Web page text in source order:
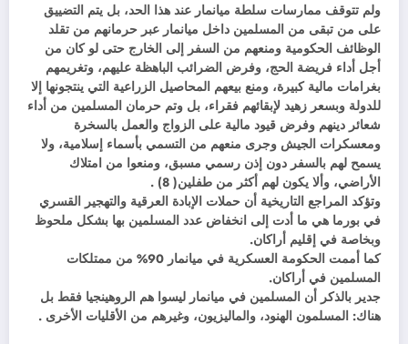
ولم تتوقف ممارسات سلطة ميانمار عند هذا الحد، بل يتم التضييق
على من تبقى من المسلمين داخل ميانمار عبر حرمانهم من تقلد
الوظائف الحكومية ومنعهم من السفر إلى الخارج حتى لو كان من
أجل أداء فريضة الحج، وفرض الضرائب الباهظة عليهم، وتغريمهم
بغرامات مالية كبيرة، ومنع بيعهم المحاصيل الزراعية التي ينتجونها إلا
للدولة وبسعر زهيد لإبقائهم فقراء، بل وتم حرمان المسلمين من أداء
شعائر دينهم وفرض قيود مالية على الزواج والعمل بالسخرة
ومعسكرات الجيش وجرى منعهم من التسمي بأسماء إسلامية، ولا
يسمح لهم بالسفر دون إذن رسمي مسبق، ومنعوا من امتلاك
الأراضي، وألا يكون لهم أكثر من طفلين( 8) .
وتؤكد المراجع التاريخية أن حملات الإبادة العرقية والتهجير القسري
في بورما هي ما أدت إلى انخفاض عدد المسلمين بها بشكل ملحوظ
وبخاصة في إقليم أراكان.
كما أممت الحكومة العسكرية في ميانمار 90% من ممتلكات
المسلمين في أراكان.
جدير بالذكر أن المسلمين في ميانمار ليسوا هم الروهينجيا فقط بل
هناك: المسلمون الهنود، والماليزيون، وغيرهم من الأقليات الأخرى .